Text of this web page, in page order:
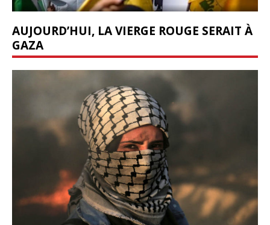
AUJOURD’HUI, LA VIERGE ROUGE SERAIT À
GAZA